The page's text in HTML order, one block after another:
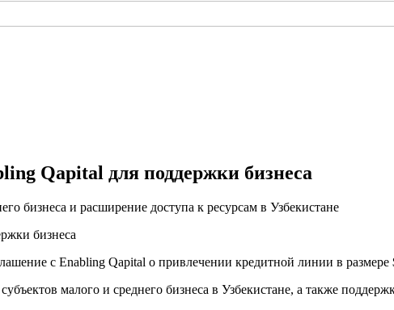
Qapital для поддержки бизнеса
бизнеса и расширение доступа к ресурсам в Узбекистане
с Enabling Qapital о привлечении кредитной линии в размере
малого и среднего бизнеса в Узбекистане, а также